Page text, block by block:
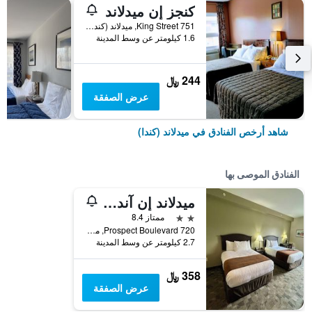
كنجز إن ميدلاند
751 King Street, ميدلاند (كندا), ON, كندا
1.6 كيلومتر عن وسط المدينة
244 ﷼
عرض الصفقة
شاهد أرخص الفنادق في ميدلاند (كندا)
الفنادق الموصى بها
ميدلاند إن آند سويتس
2 نجمتين
ممتاز 8.4
720 Prospect Boulevard, ميدلاند (كندا), ON, كندا
2.7 كيلومتر عن وسط المدينة
358 ﷼
عرض الصفقة